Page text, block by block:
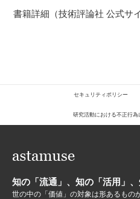
書籍詳細（技術評論社 公式サ
セキュリティポリシー
研究活動における不正行
知の「流通」、知の「活用」、
世の中の「価値」の対象は形あるもの